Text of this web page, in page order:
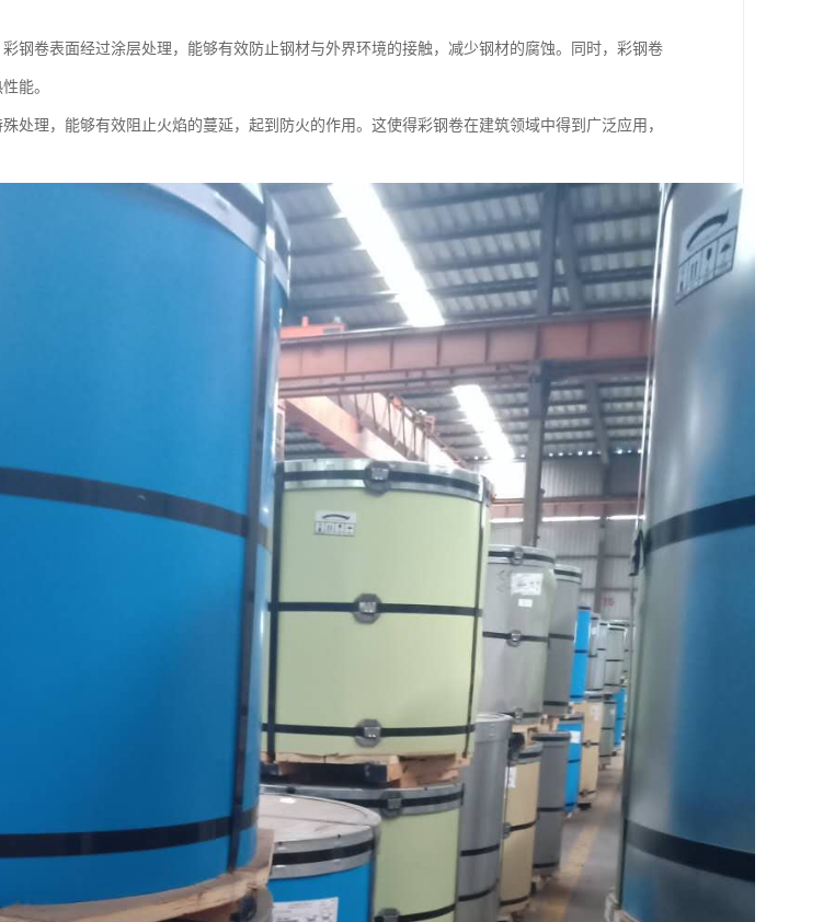
钢卷表面经过涂层处理，能够有效防止钢材与外界环境的接触，减少钢材的腐蚀。同时，彩钢卷
能。
处理，能够有效阻止火焰的蔓延，起到防火的作用。这使得彩钢卷在建筑领域中得到广泛应用，